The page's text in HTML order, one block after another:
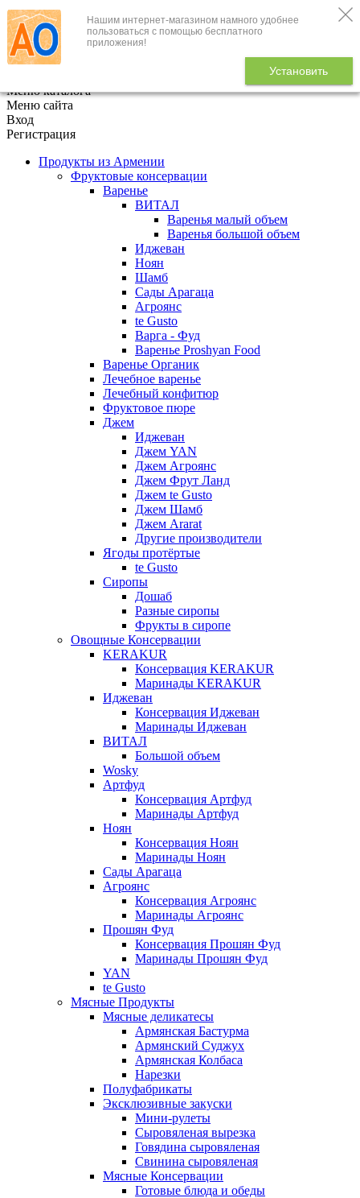
Нашим интернет-магазином намного удобнее
пользоваться с помощью бесплатного
приложения!
Установить
+7 (495) 646-888-1
В корзине
Меню каталога
Меню сайта
Вход
Регистрация
Продукты из Армении
Фруктовые консервации
Варенье
ВИТАЛ
Варенья малый объем
Варенья большой объем
Иджеван
Ноян
Шамб
Сады Арагаца
Агроянс
te Gusto
Варга - Фуд
Варенье Proshyan Food
Варенье Органик
Лечебное варенье
Лечебный конфитюр
Фруктовое пюре
Джем
Иджеван
Джем YAN
Джем Агроянс
Джем Фрут Ланд
Джем te Gusto
Джем Шамб
Джем Ararat
Другие производители
Ягоды протёртые
te Gusto
Сиропы
Дошаб
Разные сиропы
Фрукты в сиропе
Овощные Консервации
KERAKUR
Консервация KERAKUR
Маринады KERAKUR
Иджеван
Консервация Иджеван
Маринады Иджеван
ВИТАЛ
Большой объем
Wosky
Артфуд
Консервация Артфуд
Маринады Артфуд
Ноян
Консервация Ноян
Маринады Ноян
Сады Арагаца
Агроянс
Консервация Агроянс
Маринады Агроянс
Прошян Фуд
Консервация Прошян Фуд
Маринады Прошян Фуд
YAN
te Gusto
Мясные Продукты
Мясные деликатесы
Армянская Бастурма
Армянский Суджух
Армянская Колбаса
Нарезки
Полуфабрикаты
Эксклюзивные закуски
Мини-рулеты
Сыровяленая вырезка
Говядина сыровяленая
Свинина сыровяленая
Мясные Консервации
Готовые блюда и обеды